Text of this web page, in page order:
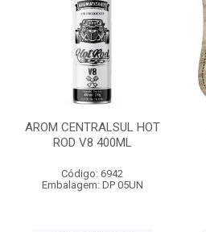
AROM CENTRALSUL HOT
ROD V8 400ML
Código: 6942
Embalagem: DP 05UN